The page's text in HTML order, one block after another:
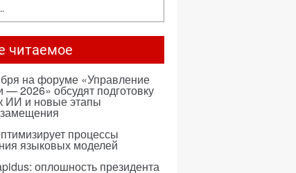
читаемое
на форуме «Управление
2026» обсудят подготовку
ИИ и новые этапы
процессы
языковых моделей
оплошность президента